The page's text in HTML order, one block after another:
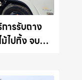
ารรับถาง
ไปทิ้ง จบ